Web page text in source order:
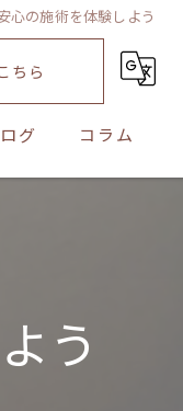
心の施術を体験しよう
ちら
グ コラム
う